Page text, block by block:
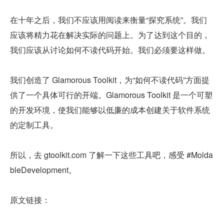
在十年之后，我们不应该用阅读来衡量“探究系统”。我们
应该将精力花在解决实际的问题上。为了达到这个目的，
我们应该从讨论如何不读代码开始。我们必须要这样做。
我们创造了 Glamorous Toolkit，为“如何不读代码”方面提
供了一个具体可行的开端。Glamorous Toolkit 是一个可塑
的开发环境，使我们能够以低廉的成本创建关于软件系统
的定制工具。
所以，去 gtoolkit.com 了解一下这些工具吧，感受 #Molda
bleDevelopment。
原文链接：